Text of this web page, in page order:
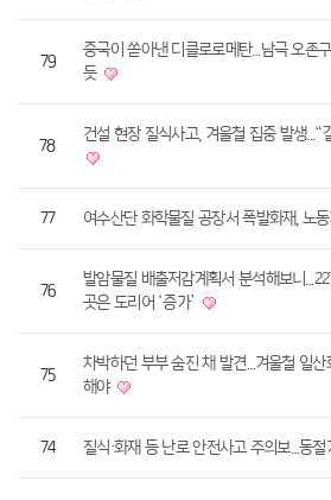
79
중국이 쏟아낸 디클로로메탄…남극 오존
듯
78
건설 현장 질식사고, 겨울철 집중 발생...“
77 여수산단 화학물질 공장서 폭발화재, 노
76
발암물질 배출저감계획서 분석해보니
곳은 도리어 ‘증가’
75
차박하던 부부 숨진 채 발견…겨울철 일산
해야
74 질식·화재 등 난로 안전사고 주의보…동